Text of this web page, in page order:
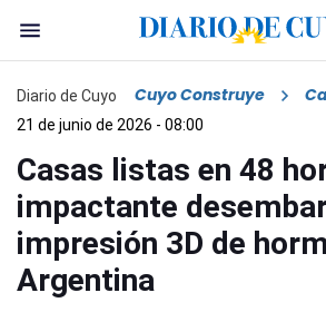
Diario de Cuyo Cuyo Construye
21 de junio de 2026 - 08:00
Casas listas en 48
impactante
impresión 3D de
Argentina